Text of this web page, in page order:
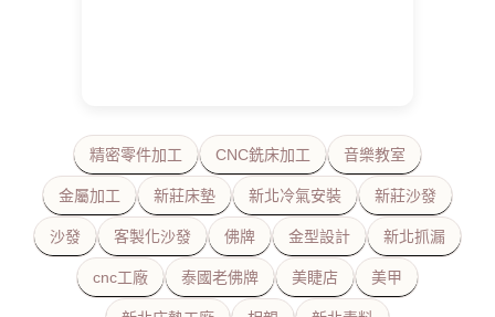
精密零件加工 CNC銑床加工 音樂教室
金屬加工 新莊床墊 新北冷氣安裝 新莊沙發
沙發 客製化沙發 佛牌 金型設計 新北抓漏
cnc工廠 泰國老佛牌 美睫店 美甲